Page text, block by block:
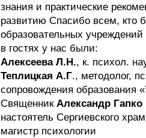
знания и практические
развитию Спасибо всем, кто
образовательных учреждений
в гостях у нас были:
Алексеева Л.Н., к. психол.
Теплицкая А.Г., методолог,
сопровождения образования
Священник Александр Гапко
настоятель Сергиевского
магистр психологии